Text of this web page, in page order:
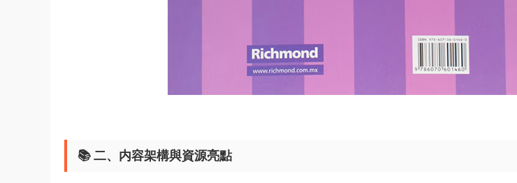
📚 ​二、内容架構與資源亮點